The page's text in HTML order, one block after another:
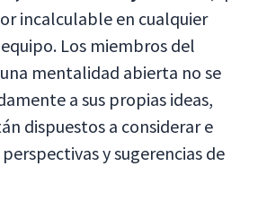
incalculable en cualquier
Los miembros del
mentalidad abierta no se
a sus propias ideas,
dispuestos a considerar e
y sugerencias de